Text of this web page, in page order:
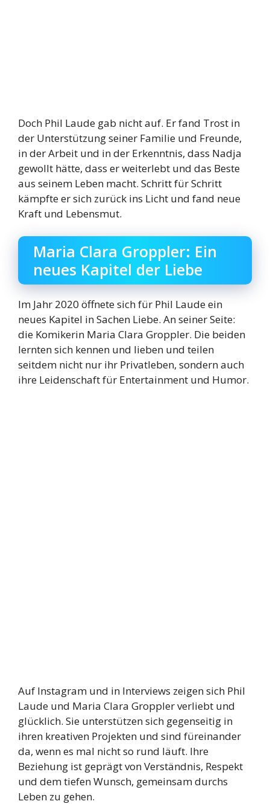
Doch Phil Laude gab nicht auf. Er fand Trost in
der Unterstützung seiner Familie und Freunde,
in der Arbeit und in der Erkenntnis, dass Nadja
gewollt hätte, dass er weiterlebt und das Beste
aus seinem Leben macht. Schritt für Schritt
kämpfte er sich zurück ins Licht und fand neue
Kraft und Lebensmut.
Maria Clara Groppler: Ein
neues Kapitel der Liebe
Im Jahr 2020 öffnete sich für Phil Laude ein
neues Kapitel in Sachen Liebe. An seiner Seite:
die Komikerin Maria Clara Groppler. Die beiden
lernten sich kennen und lieben und teilen
seitdem nicht nur ihr Privatleben, sondern auch
ihre Leidenschaft für Entertainment und Humor.
Auf Instagram und in Interviews zeigen sich Phil
Laude und Maria Clara Groppler verliebt und
glücklich. Sie unterstützen sich gegenseitig in
ihren kreativen Projekten und sind füreinander
da, wenn es mal nicht so rund läuft. Ihre
Beziehung ist geprägt von Verständnis, Respekt
und dem tiefen Wunsch, gemeinsam durchs
Leben zu gehen.